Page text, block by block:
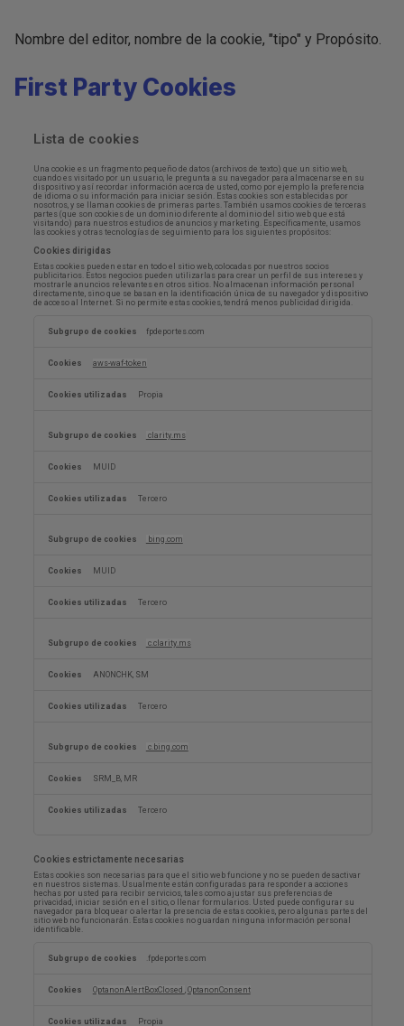
Nombre del editor, nombre de la cookie, "tipo" y Propósito.
First Party Cookies
Lista de cookies
Una cookie es un fragmento pequeño de datos (archivos de texto) que un sitio web,
cuando es visitado por un usuario, le pregunta a su navegador para almacenarse en su
dispositivo y así recordar información acerca de usted, como por ejemplo la preferencia
de idioma o su información para iniciar sesión. Estas cookies son establecidas por
nosotros, y se llaman cookies de primeras partes. También usamos cookies de terceras
partes (que son cookies de un dominio diferente al dominio del sitio web que está
visitando) para nuestros estudios de anuncios y marketing. Específicamente, usamos
las cookies y otras tecnologías de seguimiento para los siguientes propósitos:
Cookies dirigidas
Estas cookies pueden estar en todo el sitio web, colocadas por nuestros socios
publicitarios. Estos negocios pueden utilizarlas para crear un perfil de sus intereses y
mostrarle anuncios relevantes en otros sitios. No almacenan información personal
directamente, sino que se basan en la identificación única de su navegador y dispositivo
de acceso al Internet. Si no permite estas cookies, tendrá menos publicidad dirigida.
dirigidas
fpdeportes.com
aws-waf-token
Propia
clarity.ms
MUID
Tercero
bing.com
MUID
Tercero
c.clarity.ms
ANONCHK, SM
Tercero
c.bing.com
SRM_B, MR
Tercero
Cookies estrictamente necesarias
Estas cookies son necesarias para que el sitio web funcione y no se pueden desactivar
en nuestros sistemas. Usualmente están configuradas para responder a acciones
hechas por usted para recibir servicios, tales como ajustar sus preferencias de
privacidad, iniciar sesión en el sitio, o llenar formularios. Usted puede configurar su
navegador para bloquear o alertar la presencia de estas cookies, pero algunas partes del
sitio web no funcionarán. Estas cookies no guardan ninguna información personal
identificable.
estrictamente
.fpdeportes.com
OptanonAlertBoxClosed , OptanonConsent
Propia